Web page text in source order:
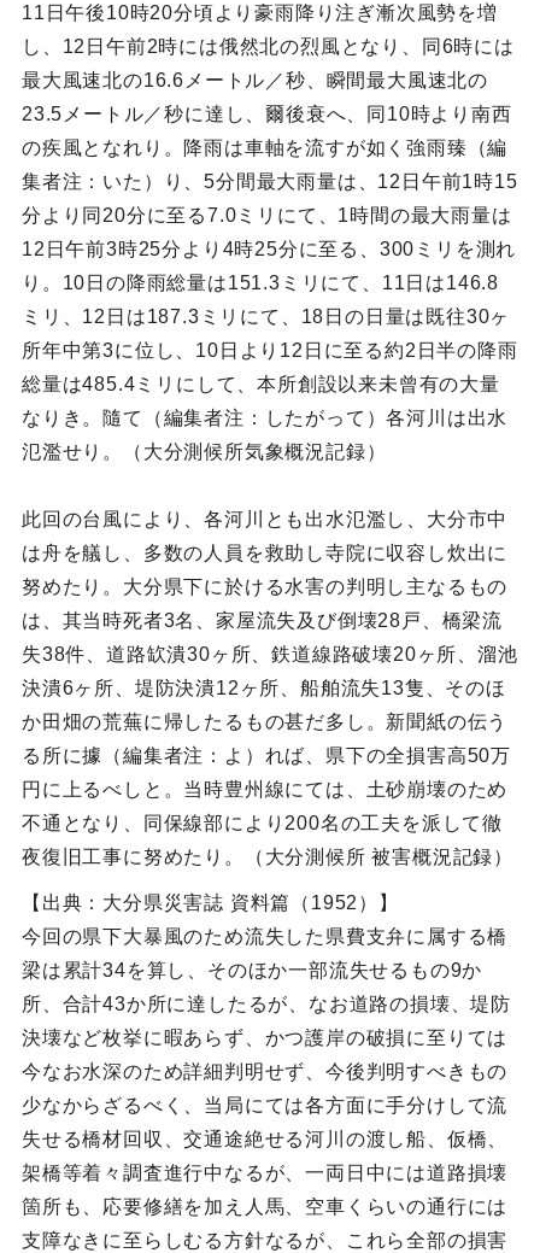
11日午後10時20分頃より豪雨降り注ぎ漸次風勢を増
し、12日午前2時には俄然北の烈風となり、同6時には
最大風速北の16.6メートル／秒、瞬間最大風速北の
23.5メートル／秒に達し、爾後衰へ、同10時より南西
の疾風となれり。降雨は車軸を流すが如く強雨臻（編
集者注：いた）り、5分間最大雨量は、12日午前1時15
分より同20分に至る7.0ミリにて、1時間の最大雨量は
12日午前3時25分より4時25分に至る、300ミリを測れ
り。10日の降雨総量は151.3ミリにて、11日は146.8
ミリ、12日は187.3ミリにて、18日の日量は既往30ヶ
所年中第3に位し、10日より12日に至る約2日半の降雨
総量は485.4ミリにして、本所創設以来未曾有の大量
なりき。隨て（編集者注：したがって）各河川は出水
氾濫せり。（大分測候所気象概況記録）
此回の台風により、各河川とも出水氾濫し、大分市中
は舟を艤し、多数の人員を救助し寺院に収容し炊出に
努めたり。大分県下に於ける水害の判明し主なるもの
は、其当時死者3名、家屋流失及び倒壊28戸、橋梁流
失38件、道路缼潰30ヶ所、鉄道線路破壊20ヶ所、溜池
決潰6ヶ所、堤防決潰12ヶ所、船舶流失13隻、そのほ
か田畑の荒蕪に帰したるもの甚だ多し。新聞紙の伝う
る所に據（編集者注：よ）れば、県下の全損害高50万
円に上るべしと。当時豊州線にては、土砂崩壊のため
不通となり、同保線部により200名の工夫を派して徹
夜復旧工事に努めたり。（大分測候所 被害概況記録）
【出典：大分県災害誌 資料篇（1952）】
今回の県下大暴風のため流失した県費支弁に属する橋
梁は累計34を算し、そのほか一部流失せるもの9か
所、合計43か所に達したるが、なお道路の損壊、堤防
決壊など枚挙に暇あらず、かつ護岸の破損に至りては
今なお水深のため詳細判明せず、今後判明すべきもの
少なからざるべく、当局にては各方面に手分けして流
失せる橋材回収、交通途絶せる河川の渡し船、仮橋、
架橋等着々調査進行中なるが、一両日中には道路損壊
箇所も、応要修繕を加え人馬、空車くらいの通行には
支障なきに至らしむる方針なるが、これら全部の損害